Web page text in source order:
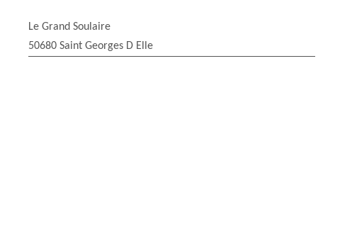
Le Grand Soulaire
50680 Saint Georges D Elle